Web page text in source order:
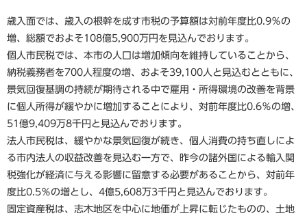
歳入面では、歳入の根幹を成す市税の予算額は対前年度比0.9％の
増、総額でおよそ108億5,900万円を見込んでおります。
個人市民税では、本市の人口は増加傾向を維持していることから、
納税義務者を700人程度の増、およそ39,100人と見込むとともに、
景気回復基調の持続が期待される中で雇用・所得環境の改善を背景
に個人所得が緩やかに増加することにより、対前年度比0.6％の増、
51億9,409万8千円と見込んでおります。
法人市民税は、緩やかな景気回復が続き、個人消費の持ち直しによ
る市内法人の収益改善を見込む一方で、昨今の諸外国による輸入関
税強化が経済に与える影響に留意する必要があることから、対前年
度比0.5％の増とし、4億5,608万3千円と見込んでおります。
固定資産税は、志木地区を中心に地価が上昇に転じたものの、土地